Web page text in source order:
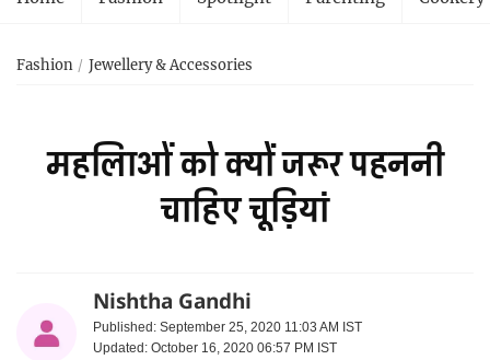
Fashion Jewellery & Accessories
महलिाओं को क्यों जरूर पहननी
चाहिए चूड़ियां
Nishtha Gandhi
Published: September 25, 2020 11:03 AM IST
Updated: October 16, 2020 06:57 PM IST